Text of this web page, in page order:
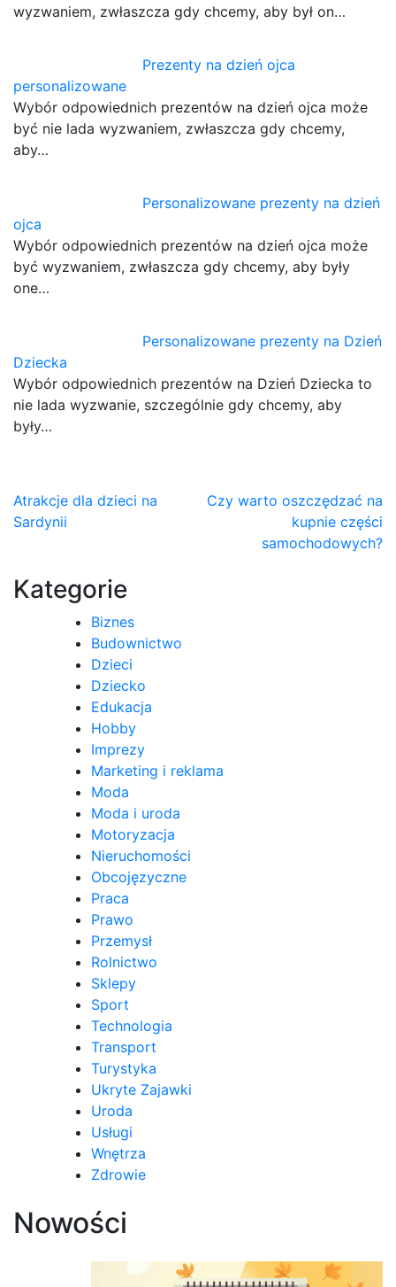
wyzwaniem, zwłaszcza gdy chcemy, aby był on…
Prezenty na dzień ojca
personalizowane
Wybór odpowiednich prezentów na dzień ojca może
być nie lada wyzwaniem, zwłaszcza gdy chcemy,
aby…
Personalizowane prezenty na dzień
ojca
Wybór odpowiednich prezentów na dzień ojca może
być wyzwaniem, zwłaszcza gdy chcemy, aby były
one…
Personalizowane prezenty na Dzień
Dziecka
Wybór odpowiednich prezentów na Dzień Dziecka to
nie lada wyzwanie, szczególnie gdy chcemy, aby
były…
Nawigacja
wpisu
Atrakcje dla dzieci na
Sardynii
Czy warto oszczędzać na
kupnie części
samochodowych?
Kategorie
Biznes
Budownictwo
Dzieci
Dziecko
Edukacja
Hobby
Imprezy
Marketing i reklama
Moda
Moda i uroda
Motoryzacja
Nieruchomości
Obcojęzyczne
Praca
Prawo
Przemysł
Rolnictwo
Sklepy
Sport
Technologia
Transport
Turystyka
Ukryte Zajawki
Uroda
Usługi
Wnętrza
Zdrowie
Nowości